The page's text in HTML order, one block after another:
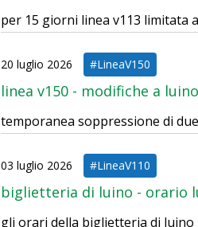
per 15 giorni linea v113 limitata
20 luglio 2026 #LineaV150
linea v150 - modifiche a luino
temporanea soppressione di
03 luglio 2026 #LineaV110
biglietteria di luino - orario
gli orari della biglietteria di